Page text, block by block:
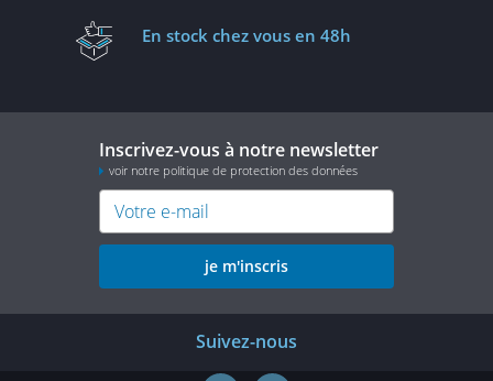
En stock chez vous en 48h
Inscrivez-vous à notre newsletter
voir notre politique de protection des données
je m'inscris
Suivez-nous